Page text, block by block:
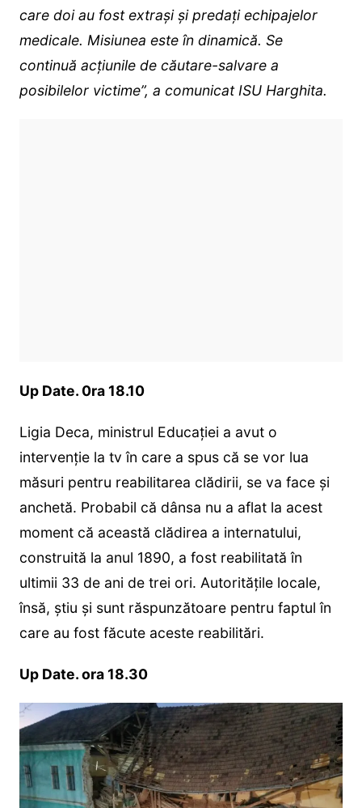
care doi au fost extrași și predați echipajelor
medicale. Misiunea este în dinamică. Se
continuă acțiunile de căutare-salvare a
posibilelor victime”, a comunicat ISU Harghita.
Up Date. 0ra 18.10
Ligia Deca, ministrul Educației a avut o
intervenție la tv în care a spus că se vor lua
măsuri pentru reabilitarea clădirii, se va face și
anchetă. Probabil că dânsa nu a aflat la acest
moment că această clădirea a internatului,
construită la anul 1890, a fost reabilitată în
ultimii 33 de ani de trei ori. Autoritățile locale,
însă, știu și sunt răspunzătoare pentru faptul în
care au fost făcute aceste reabilitări.
Up Date. ora 18.30